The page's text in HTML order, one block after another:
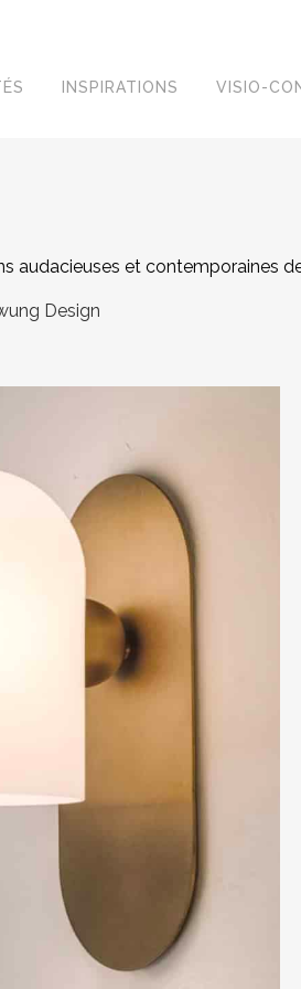
INSPIRATIONS VISIO-
audacieuses et contemporaines
Design